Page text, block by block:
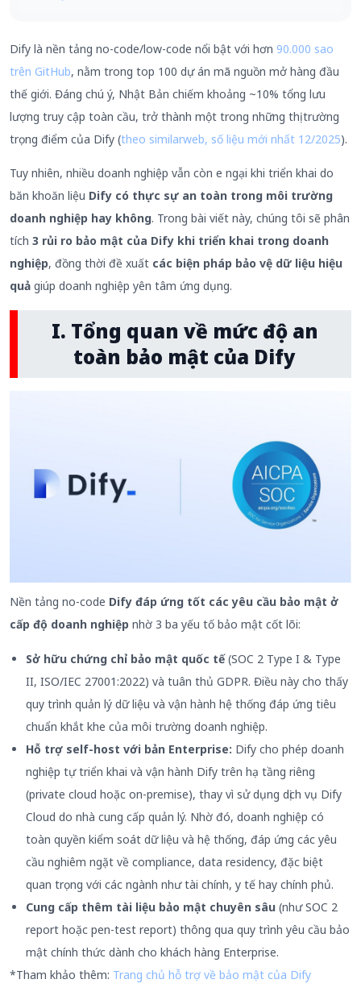
Dify là nền tảng no-code/low-code nổi bật với hơn 90.000 sao
trên GitHub, nằm trong top 100 dự án mã nguồn mở hàng đầu
thế giới. Đáng chú ý, Nhật Bản chiếm khoảng ~10% tổng lưu
lượng truy cập toàn cầu, trở thành một trong những thị trường
trọng điểm của Dify (theo similarweb, số liệu mới nhất 12/2025).
Tuy nhiên, nhiều doanh nghiệp vẫn còn e ngại khi triển khai do
băn khoăn liệu Dify có thực sự an toàn trong môi trường
doanh nghiệp hay không. Trong bài viết này, chúng tôi sẽ phân
tích 3 rủi ro bảo mật của Dify khi triển khai trong doanh
nghiệp, đồng thời đề xuất các biện pháp bảo vệ dữ liệu hiệu
quả giúp doanh nghiệp yên tâm ứng dụng.
I. Tổng quan về mức độ an
toàn bảo mật của Dify
Nền tảng no-code Dify đáp ứng tốt các yêu cầu bảo mật ở
cấp độ doanh nghiệp nhờ 3 ba yếu tố bảo mật cốt lõi:
Sở hữu chứng chỉ bảo mật quốc tế(SOC 2 Type I & Type
II, ISO/IEC 27001:2022) và tuân thủ GDPR. Điều này cho thấy
quy trình quản lý dữ liệu và vận hành hệ thống đáp ứng tiêu
chuẩn khắt khe của môi trường doanh nghiệp.
Hỗ trợ self-host với bản Enterprise: Dify cho phép doanh
nghiệp tự triển khai và vận hành Dify trên hạ tầng riêng
(private cloud hoặc on-premise), thay vì sử dụng dịch vụ Dify
Cloud do nhà cung cấp quản lý. Nhờ đó, doanh nghiệp có
toàn quyền kiểm soát dữ liệu và hệ thống, đáp ứng các yêu
cầu nghiêm ngặt về compliance, data residency, đặc biệt
quan trọng với các ngành như tài chính, y tế hay chính phủ.
Cung cấp thêm tài liệu bảo mật chuyên sâu (như SOC 2
report hoặc pen-test report) thông qua quy trình yêu cầu bảo
mật chính thức dành cho khách hàng Enterprise.
*Tham khảo thêm: Trang chủ hỗ trợ về bảo mật của Dify